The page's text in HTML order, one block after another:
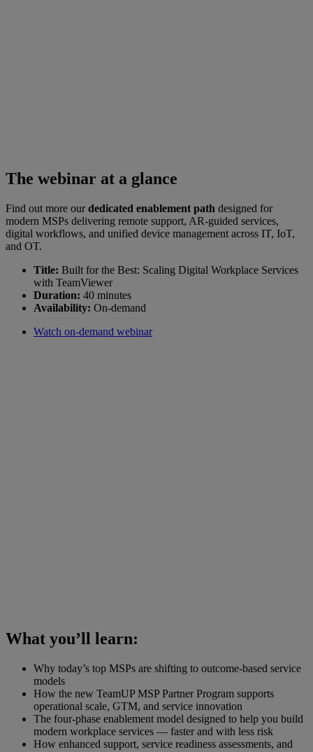
The webinar at a glance
Find out more ourdedicated enablement path designed for
modern MSPs delivering remote support, AR-guided services,
digital workflows, and unified device management across IT, IoT,
and OT.
Title: Built for the Best: Scaling Digital Workplace Services
with TeamViewer
Duration: 40 minutes
Availability: On-demand
Watch on-demand webinar
What you’ll learn:
Why today’s top MSPs are shifting to outcome-based service
models
How the new TeamUP MSP Partner Program supports
operational scale, GTM, and service innovation
The four-phase enablement model designed to help you build
modern workplace services — faster and with less risk
How enhanced support, service readiness assessments, and